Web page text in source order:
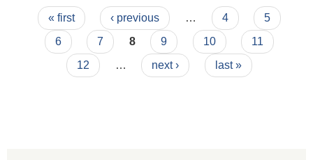
Pages
« first ‹ previous … 4
5
6
7 8 9 10
11
12
… next › last »